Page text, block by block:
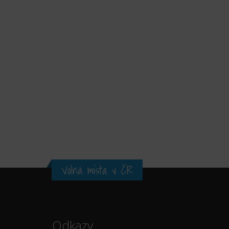
Volná místa v ČR
Odkazy